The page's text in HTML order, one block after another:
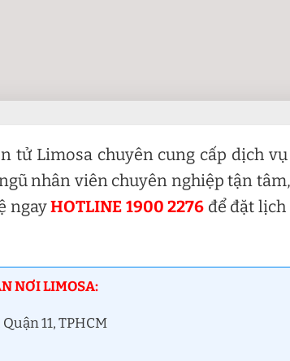
tử Limosa chuyên cung cấp dịch
nhân viên chuyên nghiệp tận
ngayHOTLINE 1900 2276 để đặt lịch
NƠI LIMOSA:
11, TPHCM